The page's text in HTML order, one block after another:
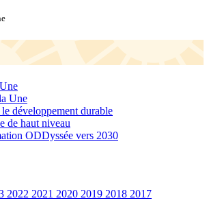
Une
développement durable
de haut niveau
ODDyssée vers 2030
2022 2021 2020 2019 2018 2017